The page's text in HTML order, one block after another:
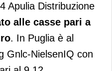
Apulia Distribuzione
alle casse pari a
. In Puglia è al
Gnlc-NielsenIQ con